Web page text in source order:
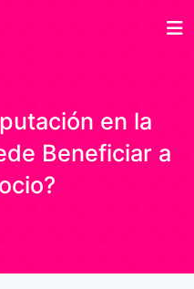
en la
Beneficiar a